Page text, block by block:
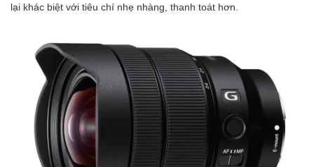
lại khác biệt với tiêu chí nhẹ nhàng, thanh toát hơn.